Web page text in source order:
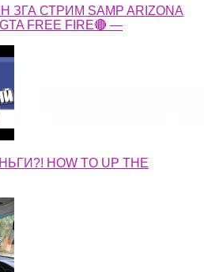
СТРИМ SAMP ARIZONA
FREE FIRE🔴 —
HOW TO UP THE